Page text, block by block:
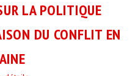
LA POLITIQUE
DU CONFLIT EN